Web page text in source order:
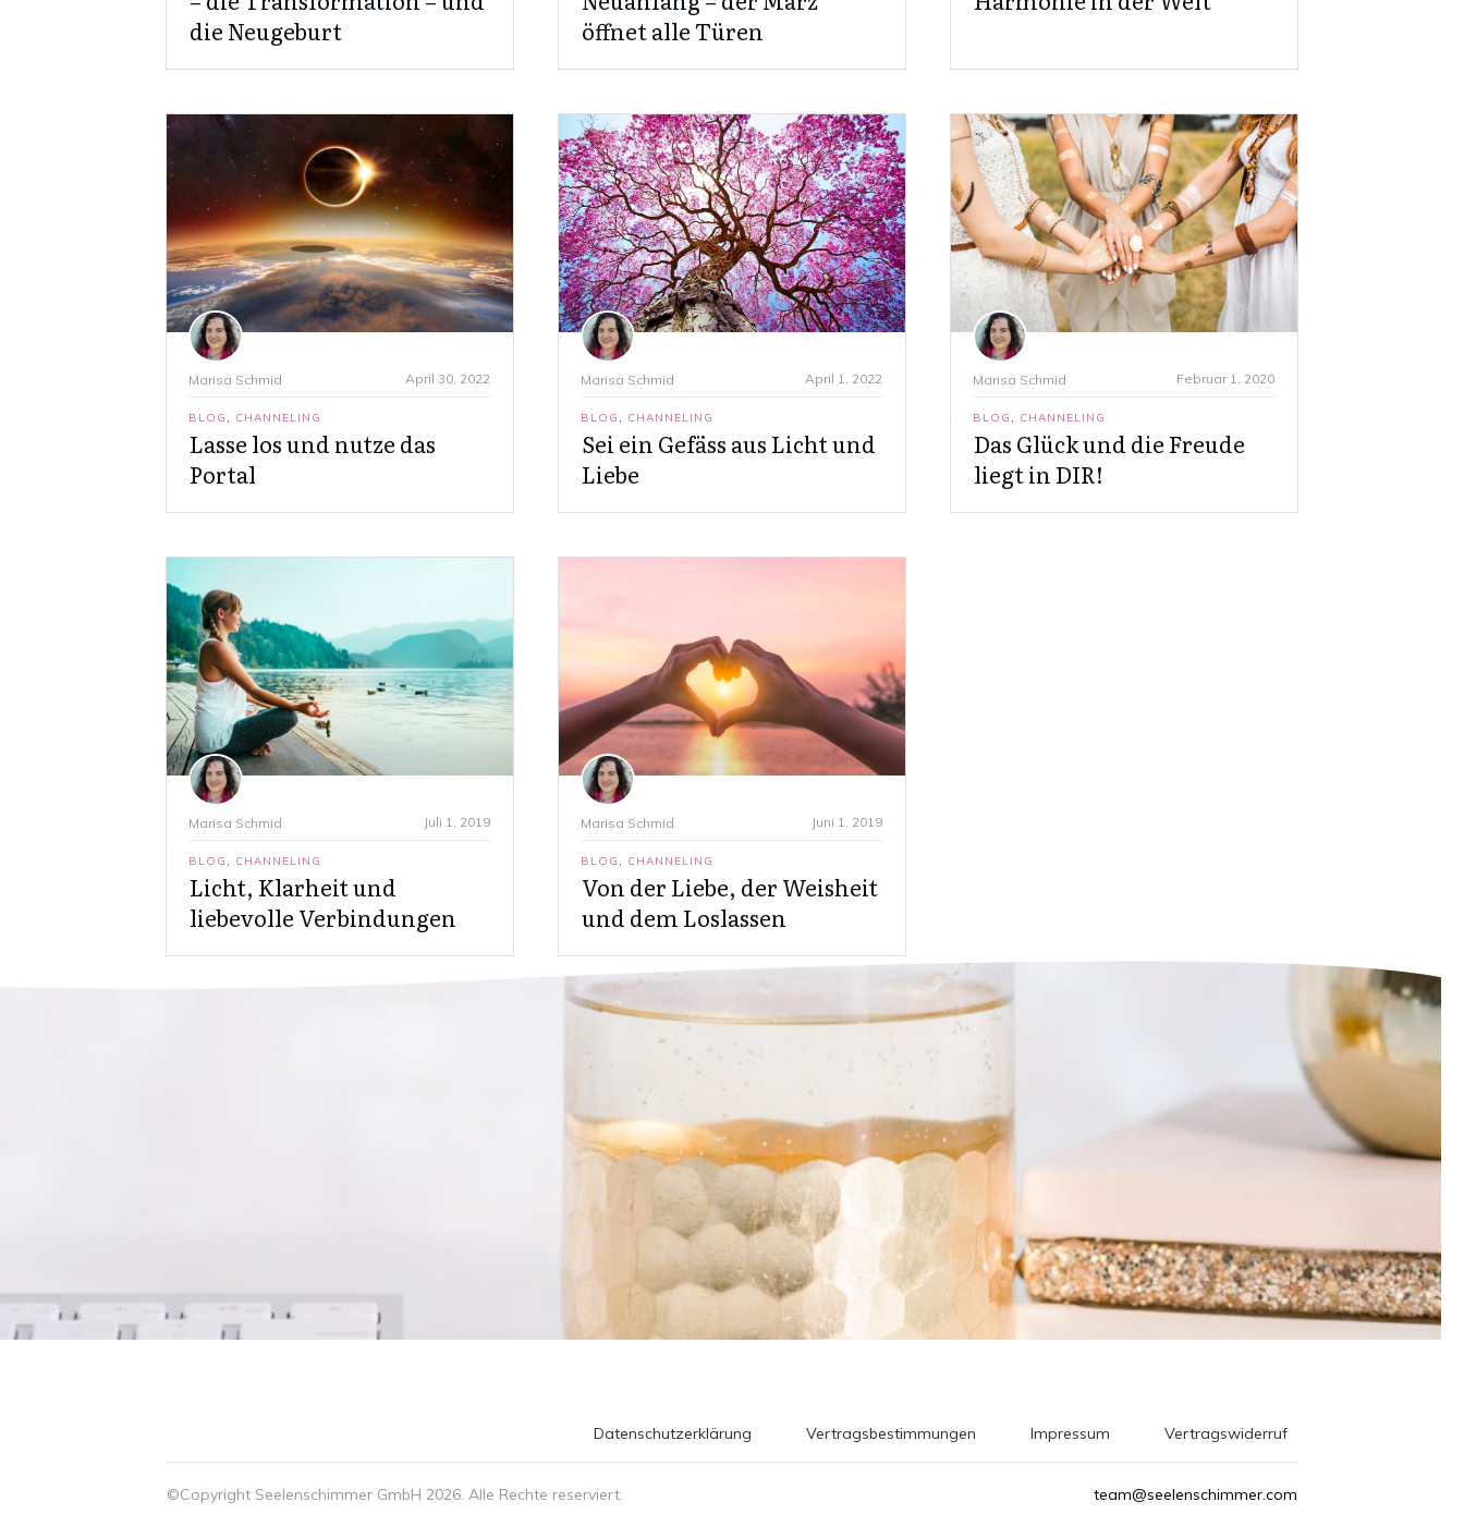
die Neugeburt
öffnet alle Türen
Marisa Schmid April 30, 2022
BLOG , CHANNELING
Lasse los und nutze das
Portal
Marisa Schmid April 1, 2022
BLOG , CHANNELING
Sei ein Gefäss aus Licht und
Liebe
Marisa Schmid Februar 1, 2020
BLOG , CHANNELING
Das Glück und die Freude
liegt in DIR!
Marisa Schmid Juli 1, 2019
BLOG , CHANNELING
Licht, Klarheit und
liebevolle Verbindungen
Marisa Schmid Juni 1, 2019
BLOG , CHANNELING
Von der Liebe, der Weisheit
und dem Loslassen
Datenschutzerklärung Vertragsbestimmungen Impressum Vertragswiderruf
©Copyright Seelenschimmer GmbH 2026. Alle Rechte reserviert. team@seelenschimmer.com